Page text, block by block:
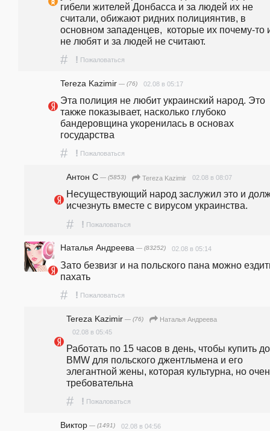
гибели жителей Донбасса и за людей их не
считали, обижают ридних полициянтив, в
основном западенцев,  которые их почему-то
не любят и за людей не считают.
# ! Пожаловаться
Tereza Kazimir — (76) 02.08 в 05:17
Эта полиция не любит украинский народ. Это
также показывает, насколько глубоко
бандеровщина укоренилась в основах
государства
# ! Пожаловаться
Антон С — (5853) Tereza Kazimir 02.08 в 08:07
Несуществующий народ заслужил это и
исчезнуть вместе с вирусом украинства.
# ! Пожаловаться
Наталья Андреева — (83252) 02.08 в 05:14
Зато безвизг и на польского пана можно
пахать
# ! Пожаловаться
Tereza Kazimir — (76)
Наталья Андреева
02.08 в 05:45
Работать по 15 часов в день, чтобы купить
BMW для польского джентльмена и его
элегантной жены, которая культурна, но
требовательна
# ! Пожаловаться
Виктор — (1491) 02.08 в 04:56